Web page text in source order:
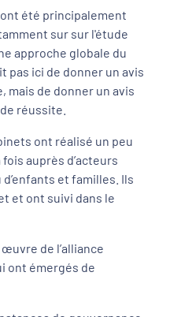
été principalement
sur sur l'étude
approche globale du
pas ici de donner un avis
mais de donner un avis
réussite.
ont réalisé un peu
auprès d’acteurs
et familles. Ils
et ont suivi dans le
de l’alliance
ont émergés de